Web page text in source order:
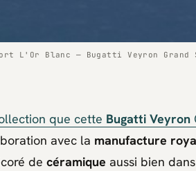
L'Or Blanc — Bugatti Veyron Grand
que cette Bugatti Veyron
avec la manufacture
de céramique aussi bien